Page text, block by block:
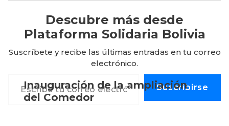
Inauguración de la ampliación
del Comedor
Descubre más desde
Plataforma Solidaria Bolivia
Suscríbete y recibe las últimas entradas en tu correo
electrónico.
Suscribirse